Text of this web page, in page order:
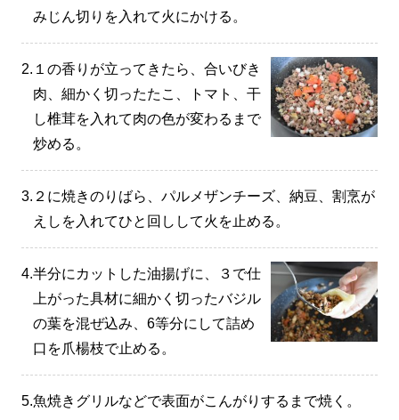
みじん切りを入れて火にかける。
2. １の香りが立ってきたら、合いびき
肉、細かく切ったたこ、トマト、干
し椎茸を入れて肉の色が変わるまで
炒める。
3. ２に焼きのりばら、パルメザンチーズ、納豆、割烹が
えしを入れてひと回しして火を止める。
4.半分にカットした油揚げに、３で仕
上がった具材に細かく切ったバジル
の葉を混ぜ込み、6等分にして詰め
口を爪楊枝で止める。
5.魚焼きグリルなどで表面がこんがりするまで焼く。